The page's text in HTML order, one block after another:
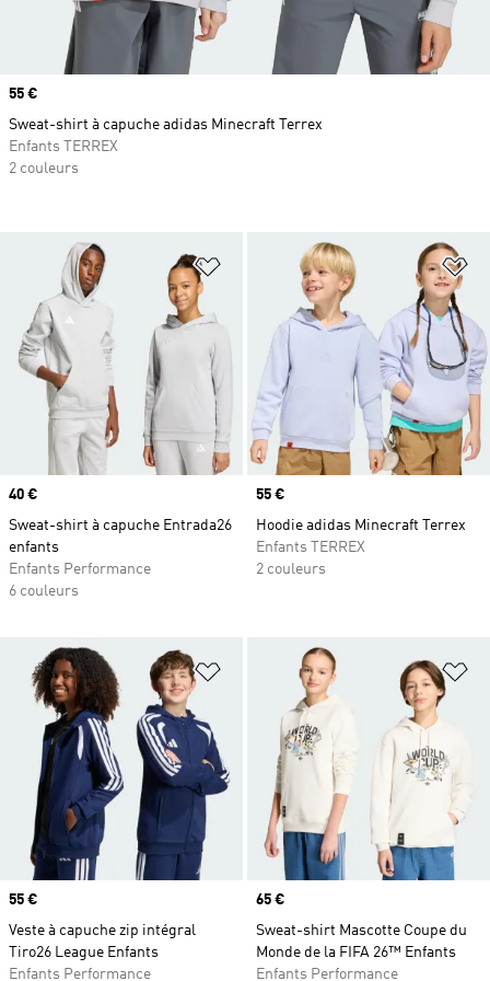
Ajouter à la Liste de produits
Prix
40 €
Sweat-shirt à capuche Entrada26
enfants
Enfants Performance
6 couleurs
Prix
55 €
Hoodie adidas Minecraft Terrex
Enfants TERREX
2 couleurs
Ajouter à la Liste de produits
Prix
55 €
Veste à capuche zip intégral
Tiro26 League Enfants
Enfants Performance
Prix
65 €
Sweat-shirt Mascotte Coupe du
Monde de la FIFA 26™ Enfants
Enfants Performance
Prix
55 €
Sweat-shirt à capuche adidas Minecraft Terrex
Enfants TERREX
2 couleurs